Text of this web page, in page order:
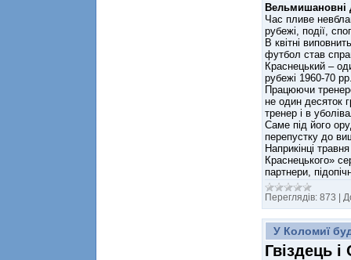
Вельмишановні
Час пливе
рубежі, події,
В квітні
футбол став
Краснецький –
рубежі 1960-70
Працюючи
не один десяток
тренер і в
Саме під його
перепустку до
Наприкінці
Краснецького»
партнери,
Переглядів: 873 |
У Коломиї
Гвіздець